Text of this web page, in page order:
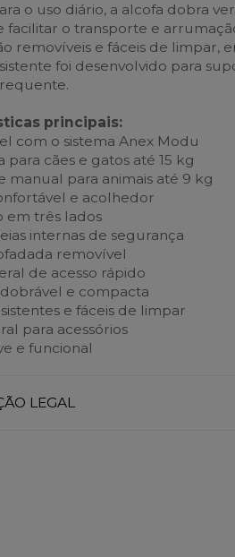
o uso diário, a alcofa dobra
facilitar o transporte e
removíveis e fáceis de limpar,
foi desenvolvido para
principais:
com o sistema Anex Modu
para cães e gatos até 15 kg
manual para animais até 9 kg
e acolhedor
em três lados
internas de segurança
removível
de acesso rápido
e compacta
e fáceis de limpar
para acessórios
e funcional
LEGAL